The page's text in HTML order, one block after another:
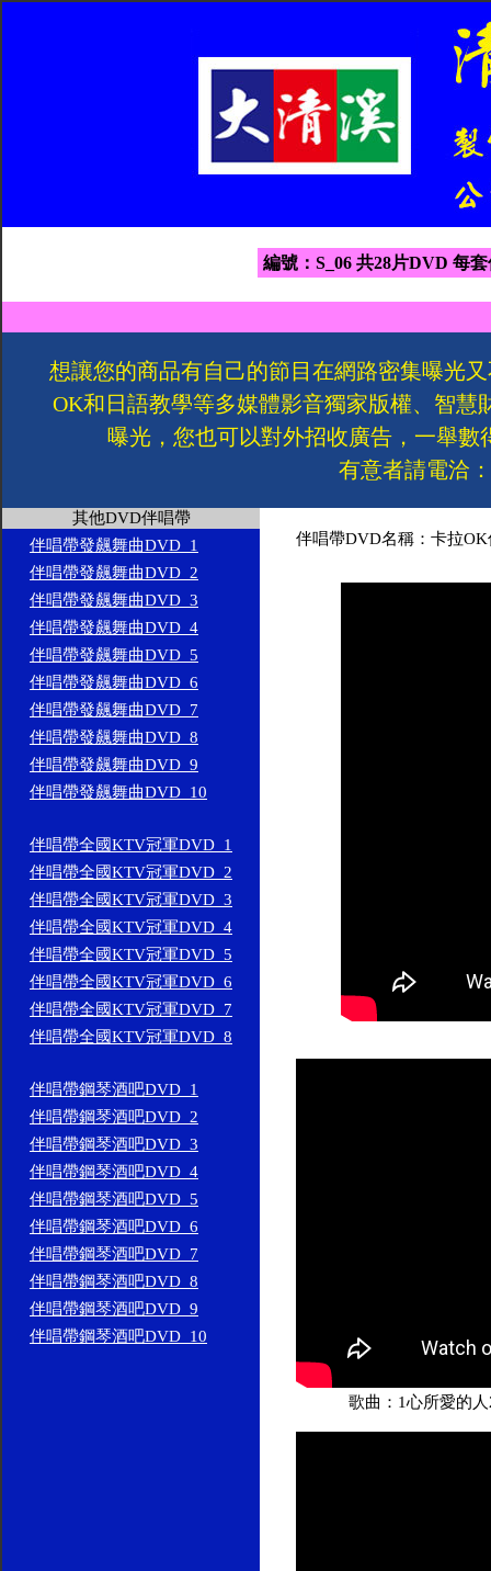
編號：S_06 共28片DVD 每
想讓您的商品有自己的節目在網路密集曝光
OK和日語教學等多媒體影音獨家版權、智
曝光，您也可以對外招收廣告，一舉
有意者請電洽
其他DVD伴唱帶
伴唱帶發飆舞曲DVD_1
伴唱帶發飆舞曲DVD_2
伴唱帶發飆舞曲DVD_3
伴唱帶發飆舞曲DVD_4
伴唱帶發飆舞曲DVD_5
伴唱帶發飆舞曲DVD_6
伴唱帶發飆舞曲DVD_7
伴唱帶發飆舞曲DVD_8
伴唱帶發飆舞曲DVD_9
伴唱帶發飆舞曲DVD_10
伴唱帶全國KTV冠軍DVD_1
伴唱帶全國KTV冠軍DVD_2
伴唱帶全國KTV冠軍DVD_3
伴唱帶全國KTV冠軍DVD_4
伴唱帶全國KTV冠軍DVD_5
伴唱帶全國KTV冠軍DVD_6
伴唱帶全國KTV冠軍DVD_7
伴唱帶全國KTV冠軍DVD_8
伴唱帶鋼琴酒吧DVD_1
伴唱帶鋼琴酒吧DVD_2
伴唱帶鋼琴酒吧DVD_3
伴唱帶鋼琴酒吧DVD_4
伴唱帶鋼琴酒吧DVD_5
伴唱帶鋼琴酒吧DVD_6
伴唱帶鋼琴酒吧DVD_7
伴唱帶鋼琴酒吧DVD_8
伴唱帶鋼琴酒吧DVD_9
伴唱帶鋼琴酒吧DVD_10
伴唱帶DVD名稱：卡拉
歌曲：1心所愛的